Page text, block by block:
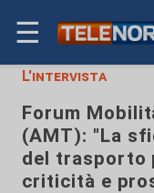
☰
L'intervista
Forum
(AMT): "La
del trasporto
criticità e